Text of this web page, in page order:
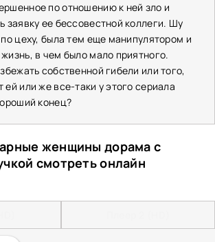
по отношению к ней зло и
заявку ее бессовестной коллеги. Шу
цеху, была тем еще манипулятором и
в чем было мало приятного.
собственной гибели или того,
ей или же все-таки у этого сериала
конец?
женщины дорама с
смотреть онлайн